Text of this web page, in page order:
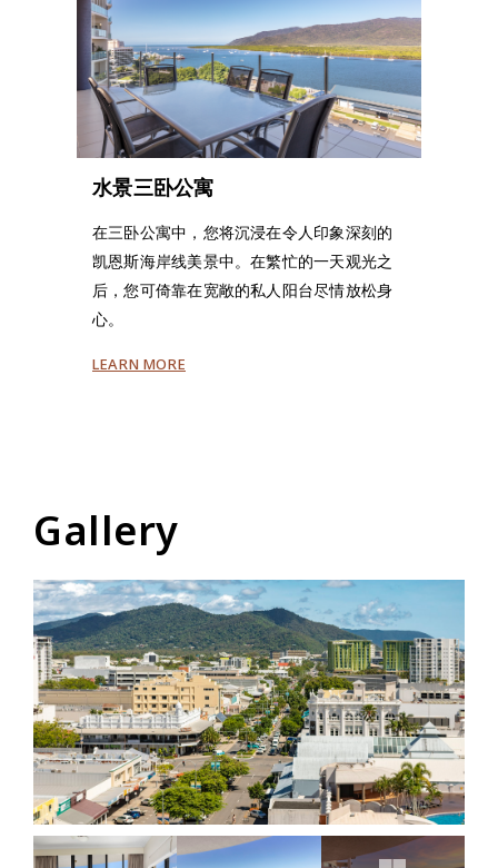
水景三卧公寓
在三卧公寓中，您将沉浸在令人印象深刻的
凯恩斯海岸线美景中。在繁忙的一天观光之
后，您可倚靠在宽敞的私人阳台尽情放松身
心。
LEARN MORE
Gallery